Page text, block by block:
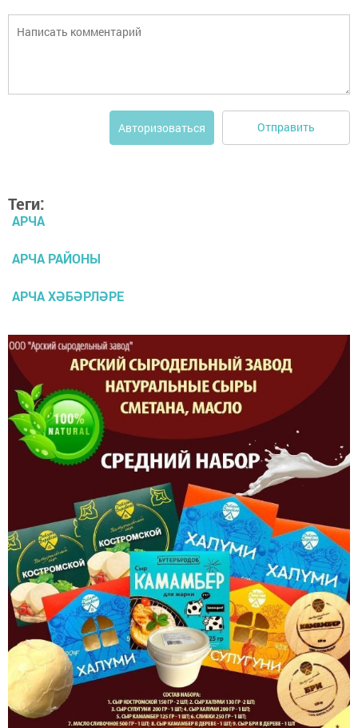
Авторизоваться Отправить
Теги:
АРЧА
АРЧА РАЙОНЫ
АРЧА ХӘБӘРЛӘРЕ